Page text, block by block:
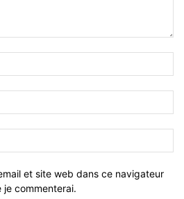
et site web dans ce navigateur
je commenterai.